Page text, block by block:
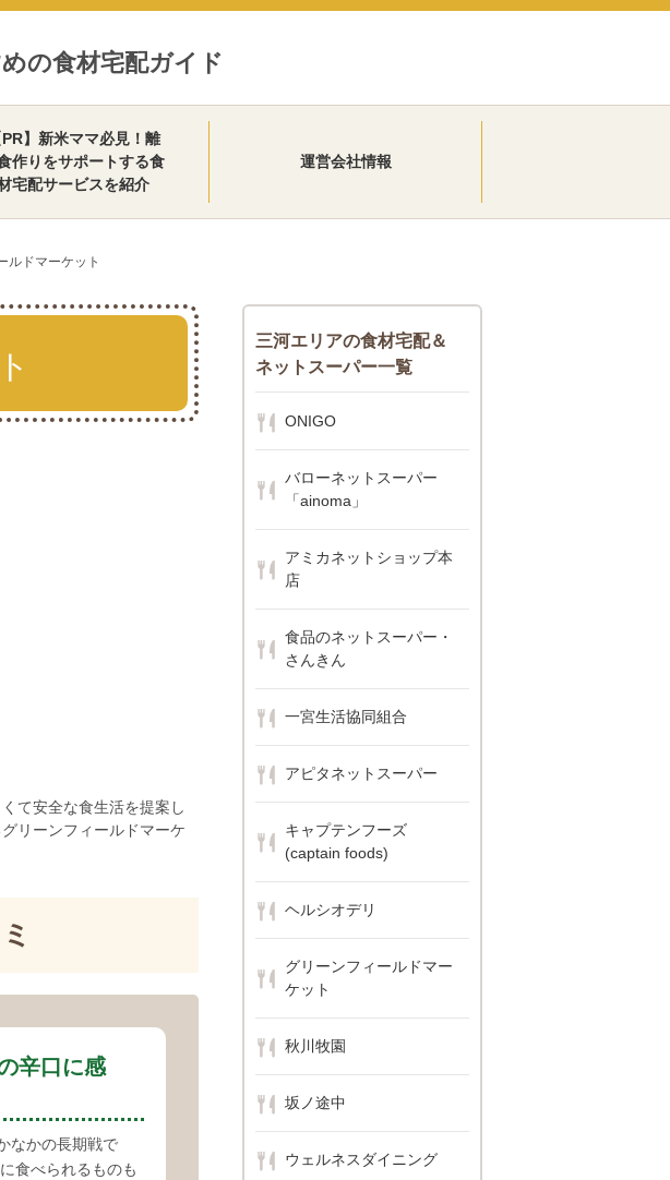
の食材宅配ガイド
PR】新米ママ必見！離
作りをサポートする食
宅配サービスを紹介
運営会社情報
ルドマーケット
て安全な食生活を提案し
リーンフィールドマーケ
辛口に感
なかの長期戦で
食べられるものも
三河エリアの食材宅配＆
ネットスーパー一覧
ONIGO
バローネットスーパー
「ainoma」
アミカネットショップ本
店
食品のネットスーパー・
さんきん
一宮生活協同組合
アピタネットスーパー
キャプテンフーズ
(captain foods)
ヘルシオデリ
グリーンフィールドマー
ケット
秋川牧園
坂ノ途中
ウェルネスダイニング